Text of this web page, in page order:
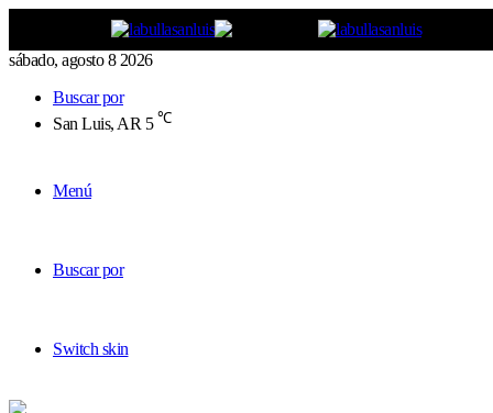
sábado, agosto 8 2026
Buscar por
San Luis, AR 5 ℃
Menú
Buscar por
Switch skin